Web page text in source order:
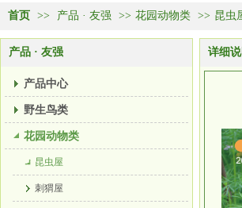
首页 >> 产品 · 友强 >> 花园动物类 >> 昆虫
产品 · 友强
产品中心
野生鸟类
花园动物类
昆虫屋
刺猬屋
详细说